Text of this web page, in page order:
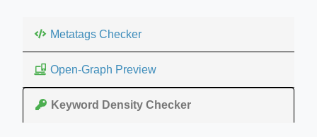
Metatags Checker
Open-Graph Preview
Keyword Density Checker